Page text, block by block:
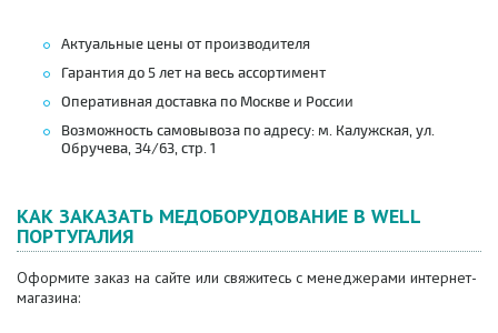
Актуальные цены от производителя
Гарантия до 5 лет на весь ассортимент
Оперативная доставка по Москве и России
Возможность самовывоза по адресу: м. Калужская, ул.
Обручева, 34/63, стр. 1
КАК ЗАКАЗАТЬ МЕДОБОРУДОВАНИЕ B WELL
ПОРТУГАЛИЯ
Оформите заказ на сайте или свяжитесь с менеджерами интернет-
магазина: